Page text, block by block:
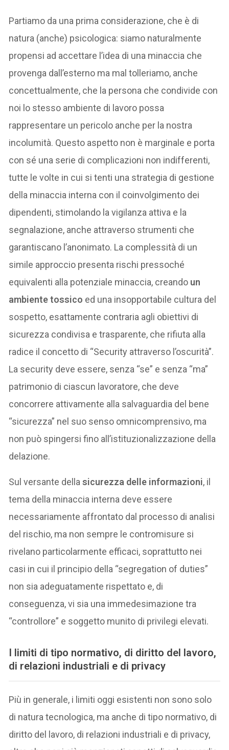
Partiamo da una prima considerazione, che è di
natura (anche) psicologica: siamo naturalmente
propensi ad accettare l’idea di una minaccia che
provenga dall’esterno ma mal tolleriamo, anche
concettualmente, che la persona che condivide con
noi lo stesso ambiente di lavoro possa
rappresentare un pericolo anche per la nostra
incolumità. Questo aspetto non è marginale e porta
con sé una serie di complicazioni non indifferenti,
tutte le volte in cui si tenti una strategia di gestione
della minaccia interna con il coinvolgimento dei
dipendenti, stimolando la vigilanza attiva e la
segnalazione, anche attraverso strumenti che
garantiscano l’anonimato. La complessità di un
simile approccio presenta rischi pressoché
equivalenti alla potenziale minaccia, creando un
ambiente tossico ed una insopportabile cultura del
sospetto, esattamente contraria agli obiettivi di
sicurezza condivisa e trasparente, che rifiuta alla
radice il concetto di “Security attraverso l’oscurità”.
La security deve essere, senza “se” e senza “ma”
patrimonio di ciascun lavoratore, che deve
concorrere attivamente alla salvaguardia del bene
“sicurezza” nel suo senso omnicomprensivo, ma
non può spingersi fino all’istituzionalizzazione della
delazione.
Sul versante dellasicurezza delle informazioni, il
tema della minaccia interna deve essere
necessariamente affrontato dal processo di analisi
del rischio, ma non sempre le contromisure si
rivelano particolarmente efficaci, soprattutto nei
casi in cui il principio della “segregation of duties”
non sia adeguatamente rispettato e, di
conseguenza, vi sia una immedesimazione tra
“controllore” e soggetto munito di privilegi elevati.
I limiti di tipo normativo, di diritto del lavoro,
di relazioni industriali e di privacy
Più in generale, i limiti oggi esistenti non sono solo
di natura tecnologica, ma anche di tipo normativo, di
diritto del lavoro, di relazioni industriali e di privacy,